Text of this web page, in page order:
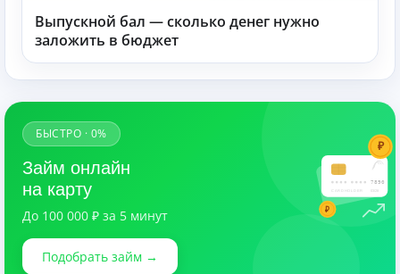
Выпускной бал — сколько денег нужно
заложить в бюджет
7890
03/28
₽
₽
БЫСТРО · 0%
Займ онлайн
на карту
До 100 000 ₽ за 5 минут
Подобрать займ →